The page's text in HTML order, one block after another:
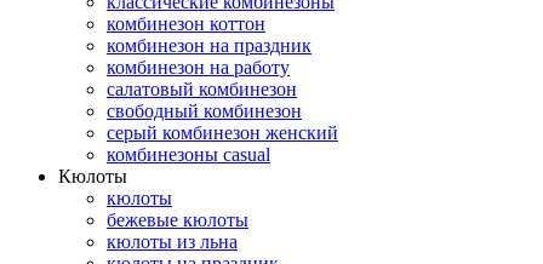
комбинезон коттон
комбинезон на праздник
комбинезон на работу
салатовый комбинезон
свободный комбинезон
серый комбинезон женский
комбинезоны casual
Кюлоты
кюлоты
бежевые кюлоты
кюлоты из льна